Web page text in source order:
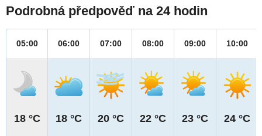
Podrobná předpověď na 24 hodin
05:00
18 °C
06:00
18 °C
07:00
20 °C
08:00
22 °C
09:00
23 °C
10:00
24 °C